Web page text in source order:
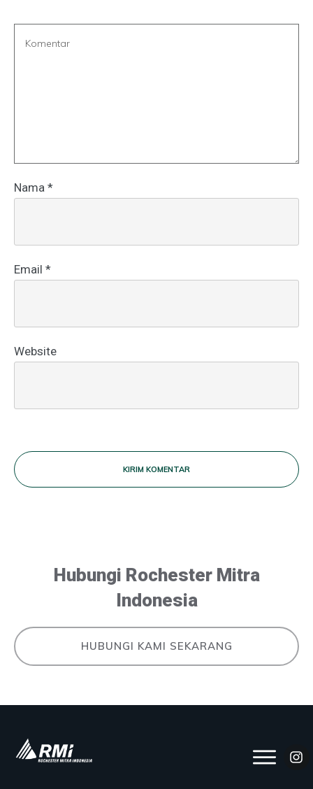
Nama *
Email *
Website
KIRIM KOMENTAR
Hubungi Rochester Mitra
Indonesia
HUBUNGI KAMI SEKARANG